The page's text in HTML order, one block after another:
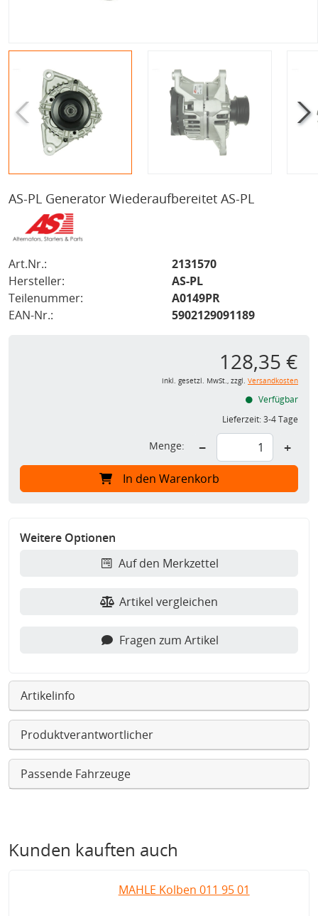
AS-PL Generator Wiederaufbereitet AS-PL
Art.Nr.:
2131570
Hersteller:
AS-PL
Teilenummer:
A0149PR
EAN-Nr.:
5902129091189
128,35 €
inkl. gesetzl. MwSt., zzgl. Versandkosten
Verfügbar
Lieferzeit:3-4 Tage
Menge: − +
In den Warenkorb
Weitere Optionen
Auf den Merkzettel
Artikel vergleichen
Fragen zum Artikel
Artikelinfo
Produktverantwortlicher
Passende Fahrzeuge
Kunden kauften auch
MAHLE Kolben 011 95 01